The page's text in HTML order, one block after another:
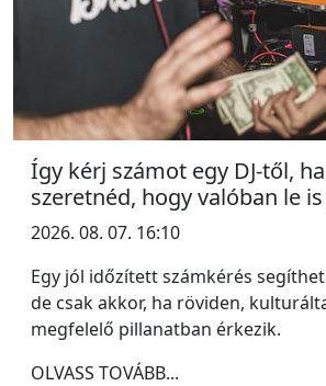
Így kérj számot egy DJ-től,
szeretnéd, hogy valóban le
2026. 08. 07. 16:10
Egy jól időzített számkérés
de csak akkor, ha röviden,
megfelelő pillanatban érkezik.
OLVASS TOVÁBB...